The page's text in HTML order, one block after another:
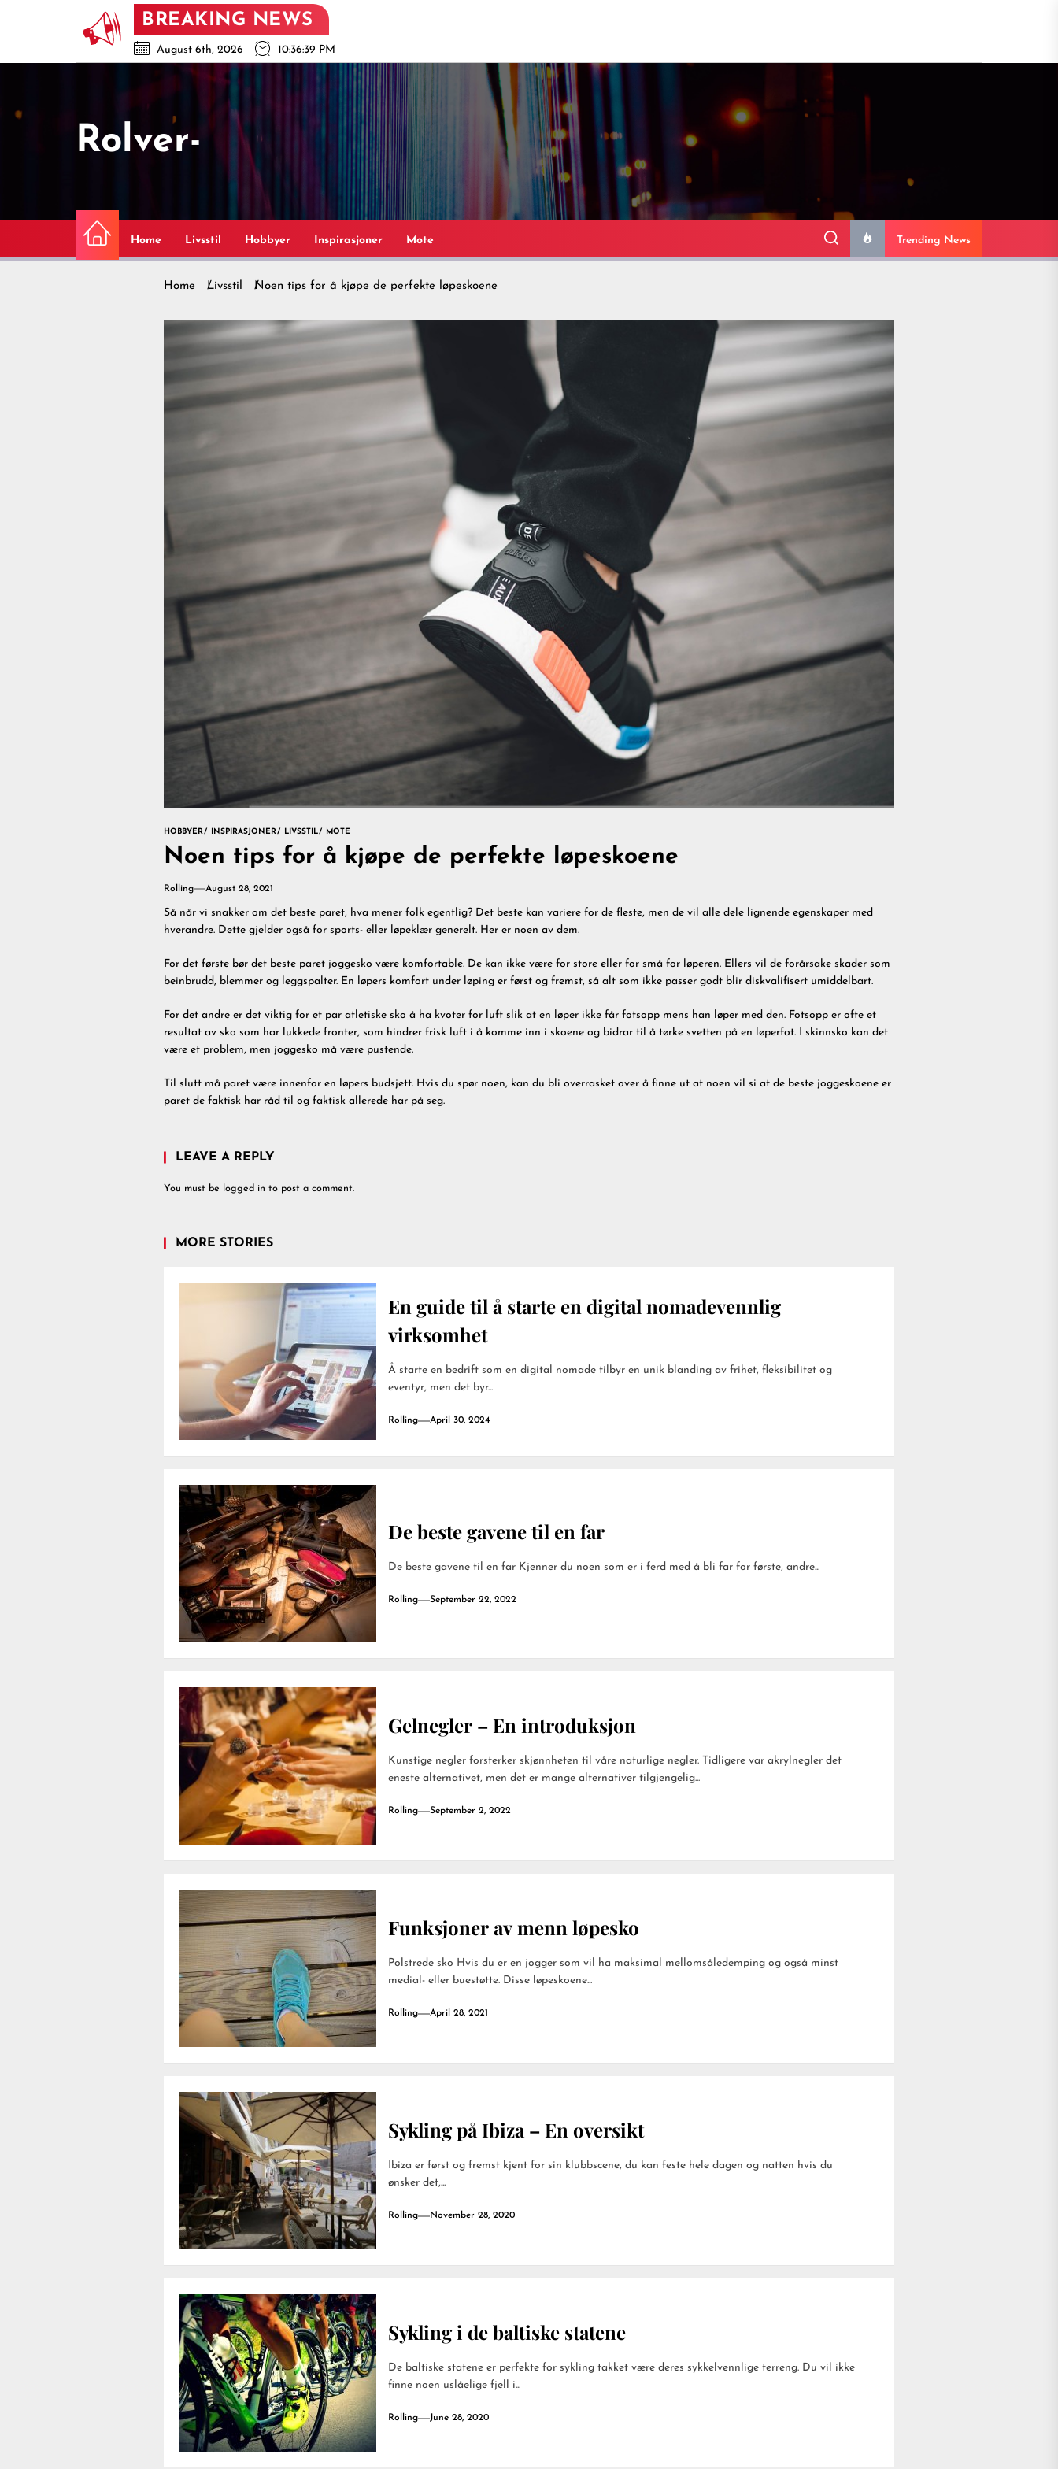
BREAKING NEWS
August 6th, 2026 10:36:40 PM
Rolver-
Home Livsstil Hobbyer Inspirasjoner Mote Trending News
Home Livsstil Noen tips for å kjøpe de perfekte løpeskoene
HOBBYER INSPIRASJONER LIVSSTIL MOTE
Noen tips for å kjøpe de perfekte løpeskoene
Rolling August 28, 2021
Så når vi snakker om det beste paret, hva mener folk egentlig? Det beste kan variere for de fleste, men de vil alle dele lignende egenskaper med
hverandre. Dette gjelder også for sports- eller løpeklær generelt. Her er noen av dem.
For det første bør det beste paret joggesko være komfortable. De kan ikke være for store eller for små for løperen. Ellers vil de forårsake skader som
beinbrudd, blemmer og leggspalter. En løpers komfort under løping er først og fremst, så alt som ikke passer godt blir diskvalifisert umiddelbart.
For det andre er det viktig for et par atletiske sko å ha kvoter for luft slik at en løper ikke får fotsopp mens han løper med den. Fotsopp er ofte et
resultat av sko som har lukkede fronter, som hindrer frisk luft i å komme inn i skoene og bidrar til å tørke svetten på en løperfot. I skinnsko kan det
være et problem, men joggesko må være pustende.
Til slutt må paret være innenfor en løpers budsjett. Hvis du spør noen, kan du bli overrasket over å finne ut at noen vil si at de beste joggeskoene er
paret de faktisk har råd til og faktisk allerede har på seg.
LEAVE A REPLY
You must be logged in to post a comment.
MORE STORIES
En guide til å starte en digital nomadevennlig
virksomhet
Å starte en bedrift som en digital nomade tilbyr en unik blanding av frihet, fleksibilitet og
eventyr, men det byr...
Rolling April 30, 2024
De beste gavene til en far
De beste gavene til en far Kjenner du noen som er i ferd med å bli far for første, andre...
Rolling September 22, 2022
Gelnegler – En introduksjon
Kunstige negler forsterker skjønnheten til våre naturlige negler. Tidligere var akrylnegler det
eneste alternativet, men det er mange alternativer tilgjengelig...
Rolling September 2, 2022
Funksjoner av menn løpesko
Polstrede sko Hvis du er en jogger som vil ha maksimal mellomsåledemping og også minst
medial- eller buestøtte. Disse løpeskoene...
Rolling April 28, 2021
Sykling på Ibiza – En oversikt
Ibiza er først og fremst kjent for sin klubbscene, du kan feste hele dagen og natten hvis du
ønsker det,...
Rolling November 28, 2020
Sykling i de baltiske statene
De baltiske statene er perfekte for sykling takket være deres sykkelvennlige terreng. Du vil ikke
finne noen uslåelige fjell i...
Rolling June 28, 2020